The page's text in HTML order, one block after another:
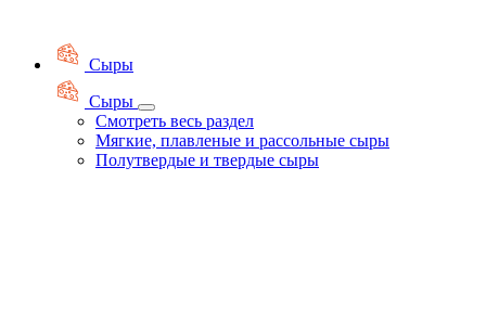
Сыры
Сыры
Смотреть весь раздел
Мягкие, плавленые и рассольные сыры
Полутвердые и твердые сыры